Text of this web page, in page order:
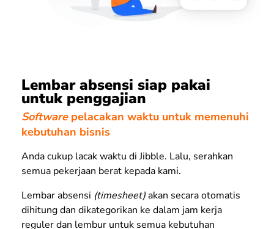
Lembar absensi siap pakai
untuk penggajian
Softwarepelacakan waktu untuk memenuhi
kebutuhan bisnis
Anda cukup lacak waktu di Jibble. Lalu, serahkan
semua pekerjaan berat kepada kami.
Lembar absensi (timesheet)akan secara otomatis
dihitung dan dikategorikan ke dalam jam kerja
reguler dan lembur untuk semua kebutuhan